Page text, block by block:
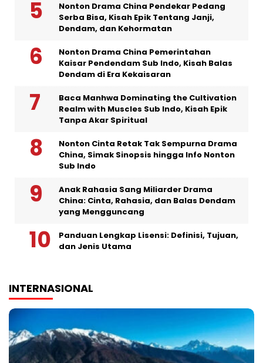
Nonton Drama China Pendekar Pedang
Serba Bisa, Kisah Epik Tentang Janji,
Dendam, dan Kehormatan
Nonton Drama China Pemerintahan
Kaisar Pendendam Sub Indo, Kisah Balas
Dendam di Era Kekaisaran
Baca Manhwa Dominating the Cultivation
Realm with Muscles Sub Indo, Kisah Epik
Tanpa Akar Spiritual
Nonton Cinta Retak Tak Sempurna Drama
China, Simak Sinopsis hingga Info Nonton
Sub Indo
Anak Rahasia Sang Miliarder Drama
China: Cinta, Rahasia, dan Balas Dendam
yang Mengguncang
Panduan Lengkap Lisensi: Definisi, Tujuan,
dan Jenis Utama
INTERNASIONAL